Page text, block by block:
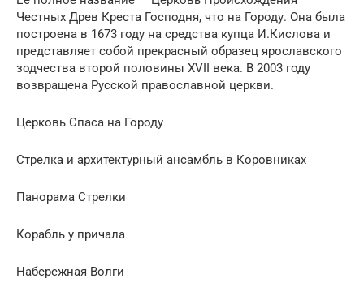
Честных Древ Креста Господня, что на Городу. Она была
построена в 1673 году на средства купца И.Кислова и
представляет собой прекрасный образец ярославского
зодчества второй половины XVII века. В 2003 году
возвращена Русской православной церкви.
Церковь Спаса на Городу
Стрелка и архитектурный ансамбль в Коровниках
Панорама Стрелки
Корабль у причала
Набережная Волги